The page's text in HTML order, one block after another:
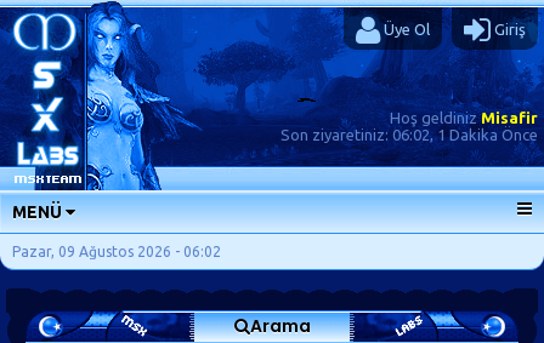
Üye Ol Giriş
Hoş geldinizMisafir
Son ziyaretiniz: 06:02, 1 Dakika Önce
MENÜ
ANA SAYFA
FORUMLAR
SORU-CEVAP
Pazar, 09 Ağustos 2026 - 06:02
Arama